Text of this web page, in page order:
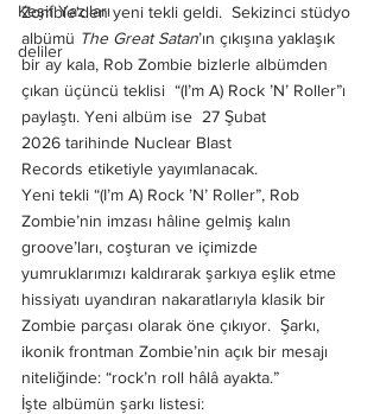
Keşif Yazıları
deliler
Zombie'den yeni tekli geldi.  Sekizinci stüdyo
albümü The Great Satan’ın çıkışına yaklaşık
bir ay kala, Rob Zombie bizlerle albümden
çıkan üçüncü teklisi  “(I’m A) Rock ’N’ Roller”ı
paylaştı. Yeni albüm ise  27 Şubat
2026 tarihinde Nuclear Blast
Records etiketiyle yayımlanacak.
Yeni tekli “(I’m A) Rock ’N’ Roller”, Rob
Zombie’nin imzası hâline gelmiş kalın
groove’ları, coşturan ve içimizde
yumruklarımızı kaldırarak şarkıya eşlik etme
hissiyatı uyandıran nakaratlarıyla klasik bir
Zombie parçası olarak öne çıkıyor.  Şarkı,
ikonik frontman Zombie’nin açık bir mesajı
niteliğinde: “rock’n roll hâlâ ayakta.”
İşte albümün şarkı listesi: